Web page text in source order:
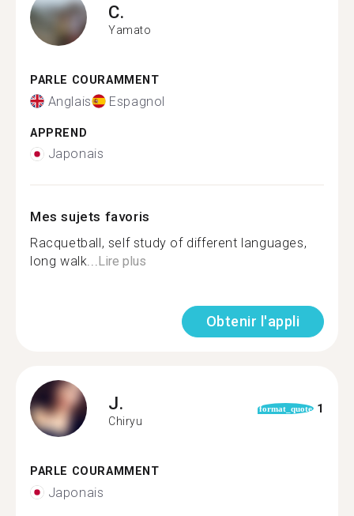
C.
Yamato
PARLE COURAMMENT
Anglais Espagnol
APPREND
Japonais
Mes sujets favoris
Racquetball, self study of different languages,
long walk...Lire plus
Obtenir l'appli
J.
Chiryu
format_quote 1
PARLE COURAMMENT
Japonais